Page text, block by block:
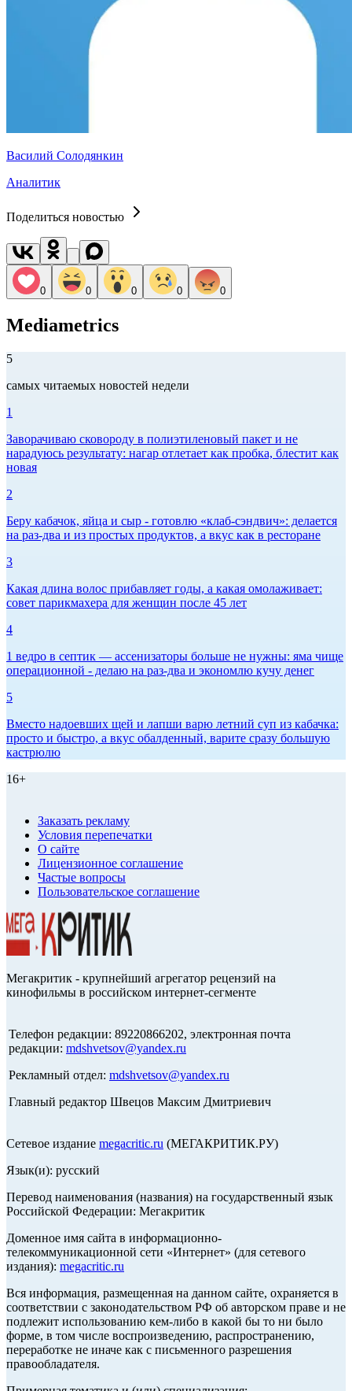
Василий Солодянкин
Аналитик
Поделиться новостью
0 0 0 0 0
Mediametrics
5
самых читаемых новостей недели
1
Заворачиваю сковороду в полиэтиленовый пакет и не
нарадуюсь результату: нагар отлетает как пробка, блестит как
новая
2
Беру кабачок, яйца и сыр - готовлю «клаб-сэндвич»: делается
на раз-два и из простых продуктов, а вкус как в ресторане
3
Какая длина волос прибавляет годы, а какая омолаживает:
совет парикмахера для женщин после 45 лет
4
1 ведро в септик — ассенизаторы больше не нужны: яма чище
операционной - делаю на раз-два и экономлю кучу денег
5
Вместо надоевших щей и лапши варю летний суп из кабачка:
просто и быстро, а вкус обалденный, варите сразу большую
кастрюлю
16+
Заказать рекламу
Условия перепечатки
О сайте
Лицензионное соглашение
Частые вопросы
Пользовательское соглашение
Мегакритик - крупнейший агрегатор рецензий на
кинофильмы в российском интернет-сегменте
Телефон редакции: 89220866202, электронная почта
редакции: mdshvetsov@yandex.ru
Рекламный отдел: mdshvetsov@yandex.ru
Главный редактор Швецов Максим Дмитриевич
Сетевое издание megacritic.ru (МЕГАКРИТИК.РУ)
Язык(и): русский
Перевод наименования (названия) на государственный язык
Российской Федерации: Мегакритик
Доменное имя сайта в информационно-
телекоммуникационной сети «Интернет» (для сетевого
издания): megacritic.ru
Вся информация, размещенная на данном сайте, охраняется в
соответствии с законодательством РФ об авторском праве и не
подлежит использованию кем-либо в какой бы то ни было
форме, в том числе воспроизведению, распространению,
переработке не иначе как с письменного разрешения
правообладателя.